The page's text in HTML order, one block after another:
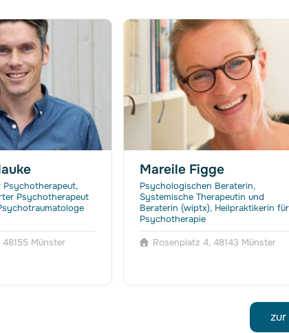
Psychotherapeut,
Psychotherapeut
48155 Münster
Mareile Figge
Psychologischen Beraterin,
Systemische Therapeutin und
Beraterin (wiptx), Heilpraktikerin für
Psychotherapie
Rosenplatz 4, 48143 Münster